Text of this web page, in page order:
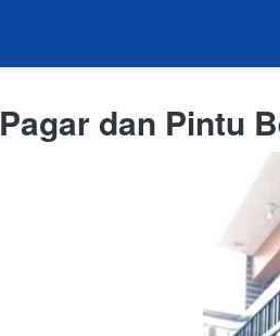
Pagar dan Pintu